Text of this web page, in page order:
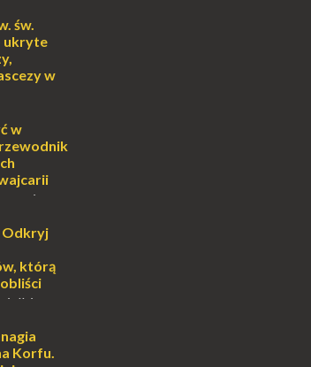
św.
ukryte
w
się
w
wiosną
warto
do
Odkryj
którą
Korfu.